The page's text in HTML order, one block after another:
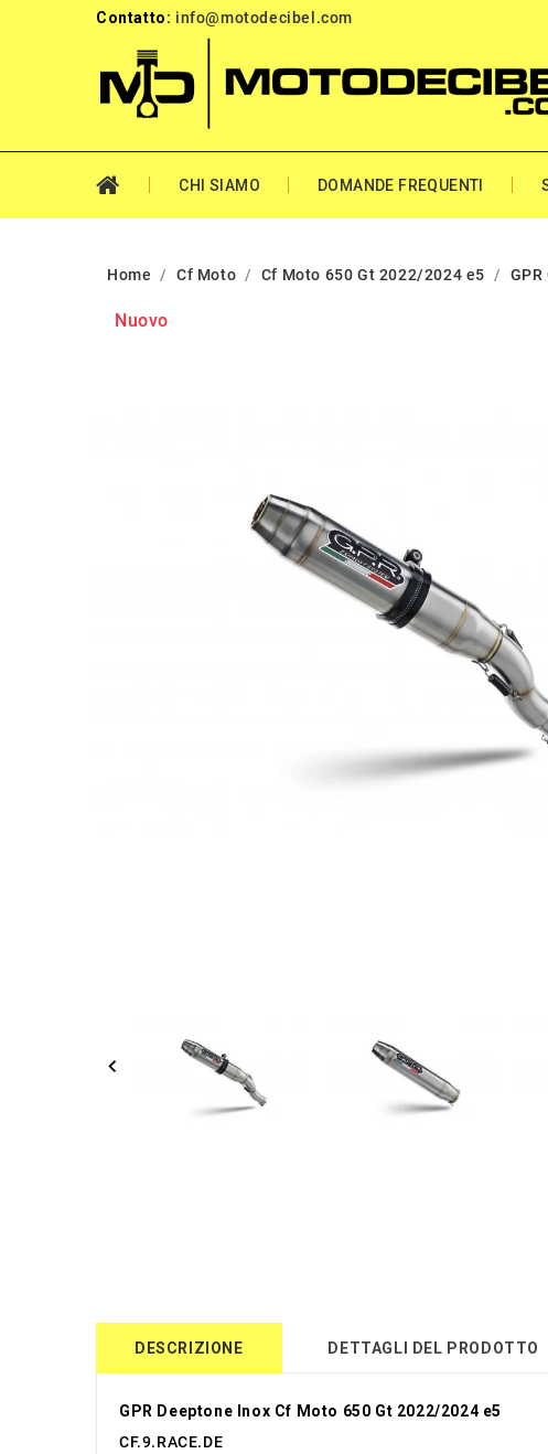
Contatto: info@motodecibel.com
CHI SIAMO DOMANDE FREQUENTI
Home Cf Moto Cf Moto 650 Gt 2022/2024 e5
Nuovo
DESCRIZIONE DETTAGLI DEL PRODOTTO
GPR Deeptone Inox Cf Moto 650 Gt 2022/2024 e5
CF.9.RACE.DE